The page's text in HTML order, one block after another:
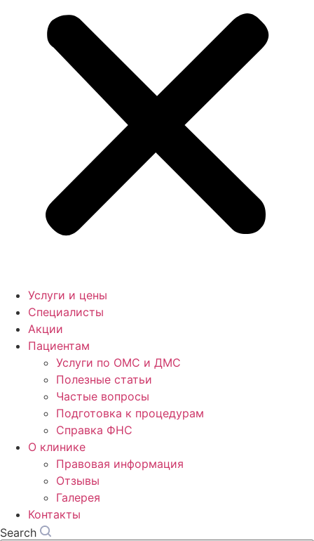
Услуги и цены
Специалисты
Акции
Пациентам
Услуги по ОМС и ДМС
Полезные статьи
Частые вопросы
Подготовка к процедурам
Справка ФНС
О клинике
Правовая информация
Отзывы
Галерея
Контакты
Search